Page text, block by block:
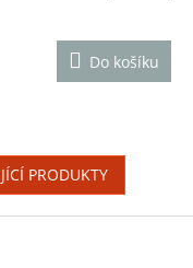
Do košíku
PRODUKTY